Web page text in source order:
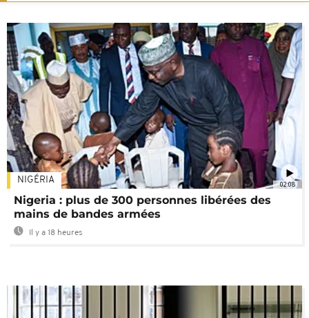
02:08
NIGÉRIA
Nigeria : plus de 300 personnes libérées des
mains de bandes armées
Il y a 18 heures